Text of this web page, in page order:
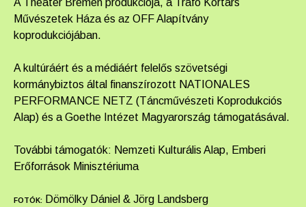
A Theater Bremen produkciója, a Trafó Kortárs
Művészetek Háza és az OFF Alapítvány
koprodukciójában.
A kultúráért és a médiáért felelős szövetségi
kormánybiztos által finanszírozott NATIONALES
PERFORMANCE NETZ (Táncművészeti Koprodukciós
Alap) és a Goethe Intézet Magyarország támogatásával.
További támogatók: Nemzeti Kulturális Alap, Emberi
Erőforrások Minisztériuma
FOTÓK: Dömölky Dániel & Jörg Landsberg